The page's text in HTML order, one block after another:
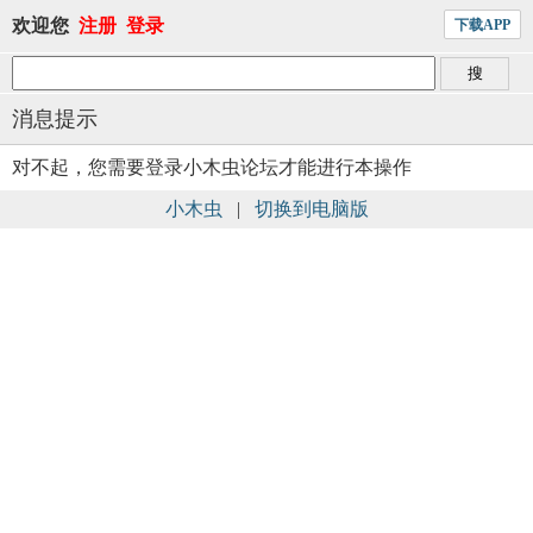
欢迎您 注册 登录 下载APP
消息提示
对不起，您需要登录小木虫论坛才能进行本操作
小木虫 | 切换到电脑版